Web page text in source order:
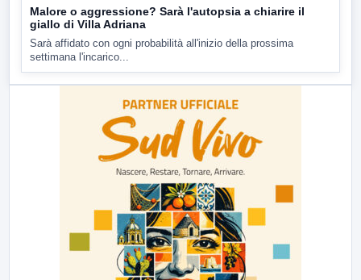
Malore o aggressione? Sarà l'autopsia a chiarire il
giallo di Villa Adriana
Sarà affidato con ogni probabilità all'inizio della prossima
settimana l'incarico...